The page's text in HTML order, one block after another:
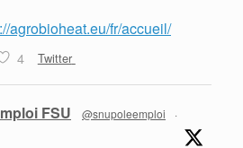
agrobioheat.eu/fr/accueil/
4 Twitter
FSU @snupoleemploi
·